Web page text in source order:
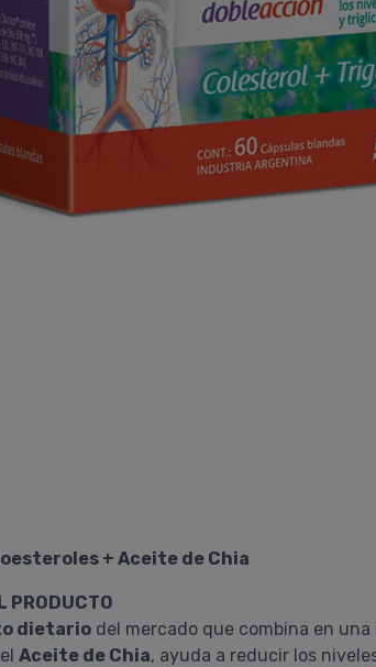
+ Aceite de Chia
PRODUCTO
dietario del mercado que combina en una
Aceite de Chia, ayuda a reducir los